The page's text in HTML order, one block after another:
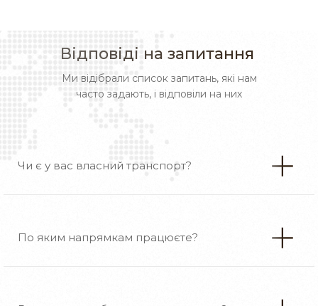
Відповіді на запитання
Ми відібрали список запитань, які нам
часто задають, і відповіли на них
Чи є у вас власний транспорт?
По яким напрямкам працюєте?